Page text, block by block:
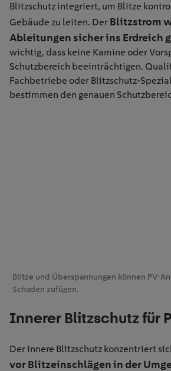
Blitzschutz integriert, um Blitze
Gebäude zu leiten. Der Blitzstrom
Ableitungen sicher ins Erdreich
wichtig, dass keine Kamine oder
Schutzbereich beeinträchtigen.
Fachbetriebe oder Blitzschutz-
bestimmen den genauen
Blitze und Überspannungen können PV-
Schaden zufügen.
Innerer Blitzschutz für
Der innere Blitzschutz konzentriert
vor Blitzeinschlägen in der